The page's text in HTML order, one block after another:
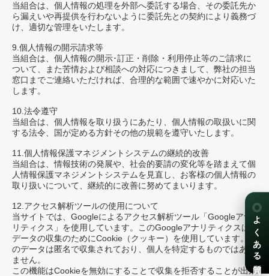
当組合は、個人情報の処理を外部へ委託する場合、その委託先か
ら漏えいや再提供を行わないように委託先との契約により義務づ
け、適切な管理をいたします。
9.個人情報の開示請求等
当組合は、個人情報の開示･訂正・削除・利用停止等のご請求に
ついて、また苦情および相談への対応につきまして、弊社の担当
窓口までご連絡いただければ、合理的な範囲で速やかに対応いた
します。
10.法令遵守
当組合は、個人情報を取り扱うにあたり、個人情報の取扱いに関
する法令、国が定める方針その他の規範を遵守いたします。
11.個人情報保護マネジメントシステムの継続的改善
当組合は、情報技術の発展や、社会的要請の変化等を踏まえて個
人情報保護マネジメントシステムを見直し、お客様の個人情報の
取り扱いについて、継続的に改善に努めてまいります。
12.アクセス解析ツールの使用について
当サイトでは、Googleによるアクセス解析ツール「Googleアナ
リティクス」を使用しています。このGoogleアナリティクスは
データの収集のためにCookie（クッキー）を使用しています。こ
のデータは匿名で収集されており、個人を特定するものではあり
ません。
この機能はCookieを無効にすることで収集を拒否することが出来
よくある質問